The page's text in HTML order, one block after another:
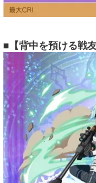
■【背中を預ける戦